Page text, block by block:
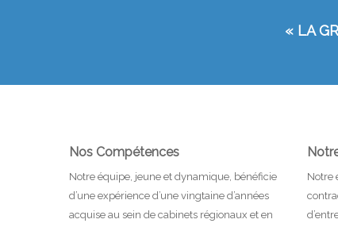
« LA
Nos Compétences
Notre équipe, jeune et dynamique, bénéficie
d’une expérience d’une vingtaine d’années
acquise au sein de cabinets régionaux et en
Notre